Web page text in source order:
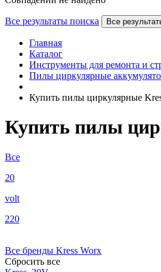
Все результаты поиска Все
Главная
Каталог
Инструменты для ремонта и
Пилы циркулярные
Купить пилы циркулярные
Купить пилы
Все
20
volt
220
Все бренды Kress Worx
Сбросить все